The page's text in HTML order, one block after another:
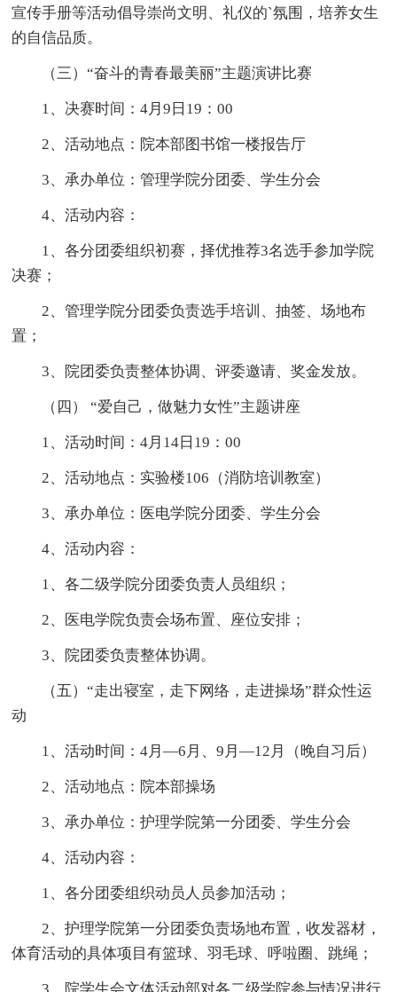
宣传手册等活动倡导崇尚文明、礼仪的`氛围，培养女生
的自信品质。
（三）“奋斗的青春最美丽”主题演讲比赛
1、决赛时间：4月9日19：00
2、活动地点：院本部图书馆一楼报告厅
3、承办单位：管理学院分团委、学生分会
4、活动内容：
1、各分团委组织初赛，择优推荐3名选手参加学院
决赛；
2、管理学院分团委负责选手培训、抽签、场地布
置；
3、院团委负责整体协调、评委邀请、奖金发放。
（四） “爱自己，做魅力女性”主题讲座
1、活动时间：4月14日19：00
2、活动地点：实验楼106（消防培训教室）
3、承办单位：医电学院分团委、学生分会
4、活动内容：
1、各二级学院分团委负责人员组织；
2、医电学院负责会场布置、座位安排；
3、院团委负责整体协调。
（五）“走出寝室，走下网络，走进操场”群众性运
动
1、活动时间：4月—6月、9月—12月（晚自习后）
2、活动地点：院本部操场
3、承办单位：护理学院第一分团委、学生分会
4、活动内容：
1、各分团委组织动员人员参加活动；
2、护理学院第一分团委负责场地布置，收发器材，
体育活动的具体项目有篮球、羽毛球、呼啦圈、跳绳；
3、院学生会文体活动部对各二级学院参与情况进行